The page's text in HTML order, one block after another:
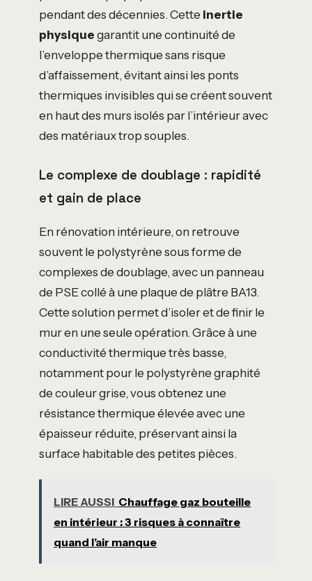
pendant des décennies. Cette inertie
physiquegarantit une continuité de
l’enveloppe thermique sans risque
d’affaissement, évitant ainsi les ponts
thermiques invisibles qui se créent souvent
en haut des murs isolés par l’intérieur avec
des matériaux trop souples.
Le complexe de doublage : rapidité
et gain de place
En rénovation intérieure, on retrouve
souvent le polystyrène sous forme de
complexes de doublage, avec un panneau
de PSE collé à une plaque de plâtre BA13.
Cette solution permet d’isoler et de finir le
mur en une seule opération. Grâce à une
conductivité thermique très basse,
notamment pour le polystyrène graphité
de couleur grise, vous obtenez une
résistance thermique élevée avec une
épaisseur réduite, préservant ainsi la
surface habitable des petites pièces.
LIRE AUSSI Chauffage gaz bouteille
en intérieur : 3 risques à connaître
quand l’air manque